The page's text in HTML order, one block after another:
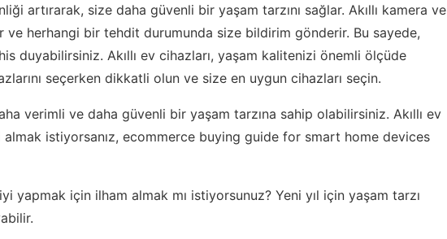
artırarak, size daha güvenli bir yaşam tarzını sağlar. Akıllı kamera ve
herhangi bir tehdit durumunda size bildirim gönderir. Bu sayede,
duyabilirsiniz. Akıllı ev cihazları, yaşam kalitenizi önemli ölçüde
seçerken dikkatli olun ve size en uygun cihazları seçin.
verimli ve daha güvenli bir yaşam tarzına sahip olabilirsiniz. Akıllı ev
istiyorsanız, ecommerce buying guide for smart home devices
iyi yapmak için ilham almak mı istiyorsunuz? Yeni yıl için yaşam tarzı